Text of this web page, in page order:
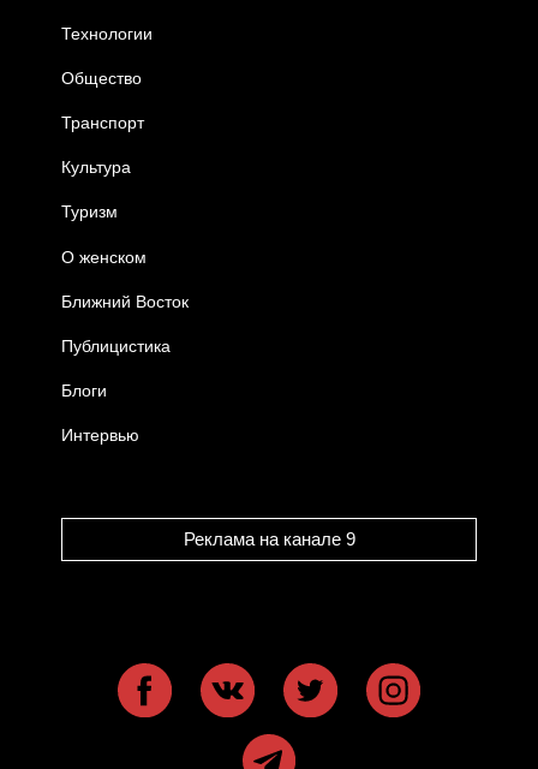
Технологии
Общество
Транспорт
Культура
Туризм
О женском
Ближний Восток
Публицистика
Блоги
Интервью
Реклама на канале 9